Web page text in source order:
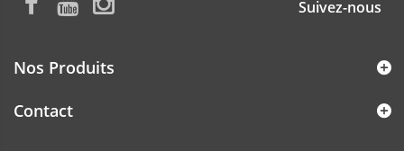
Suivez-nous
Nos Produits
Contact